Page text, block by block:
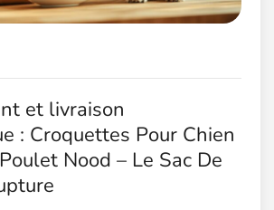
et livraison
: Croquettes Pour Chien
Nood – Le Sac De